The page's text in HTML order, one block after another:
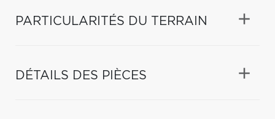
PARTICULARITÉS DU TERRAIN
DÉTAILS DES PIÈCES